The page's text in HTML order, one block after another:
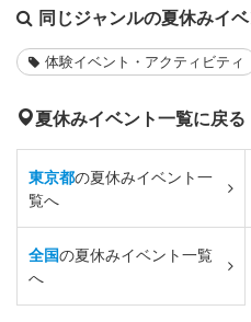
同じジャンルの夏休みイ
体験イベント・アクティビティ
夏休みイベント一覧に戻る
東京都の夏休みイベント一
覧へ
全国の夏休みイベント一覧
へ